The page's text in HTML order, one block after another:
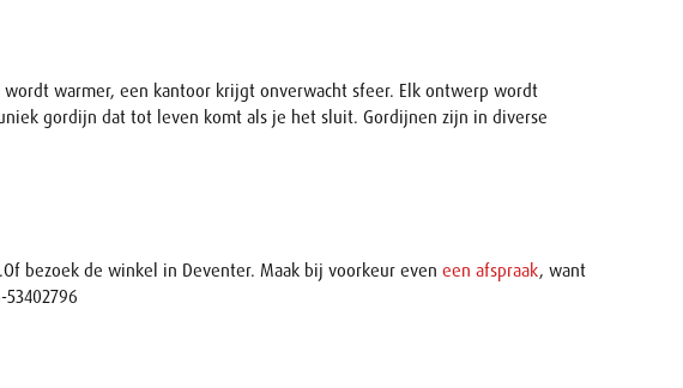
warmer, een kantoor krijgt onverwacht sfeer. Elk ontwerp wordt
gordijn dat tot leven komt als je het sluit. Gordijnen zijn in diverse
bezoek de winkel in Deventer. Maak bij voorkeur even een afspraak, want